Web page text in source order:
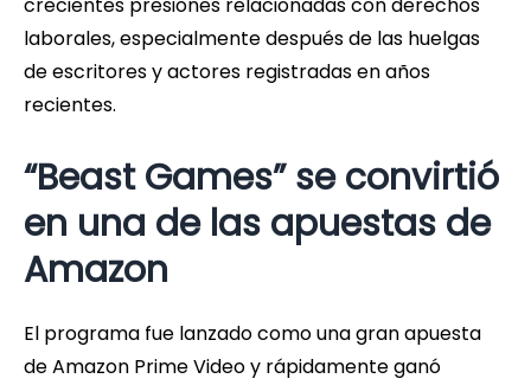
crecientes presiones relacionadas con derechos
laborales, especialmente después de las huelgas
de escritores y actores registradas en años
recientes.
“Beast Games” se convirtió
en una de las apuestas de
Amazon
El programa fue lanzado como una gran apuesta
de Amazon Prime Video y rápidamente ganó